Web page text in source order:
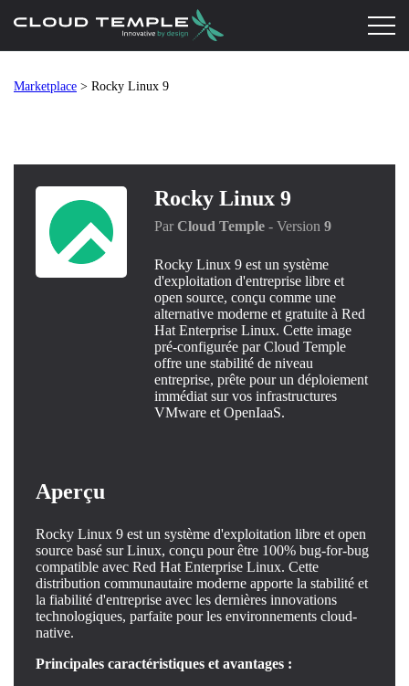
Marketplace > Rocky Linux 9
Rocky Linux 9
Par Cloud Temple - Version 9
Rocky Linux 9 est un système
d'exploitation d'entreprise libre et
open source, conçu comme une
alternative moderne et gratuite à Red
Hat Enterprise Linux. Cette image
pré-configurée par Cloud Temple
offre une stabilité de niveau
entreprise, prête pour un déploiement
immédiat sur vos infrastructures
VMware et OpenIaaS.
Aperçu
Rocky Linux 9 est un système d'exploitation libre et open
source basé sur Linux, conçu pour être 100% bug-for-bug
compatible avec Red Hat Enterprise Linux. Cette
distribution communautaire moderne apporte la stabilité et
la fiabilité d'entreprise avec les dernières innovations
technologiques, parfaite pour les environnements cloud-
native.
Principales caractéristiques et avantages :